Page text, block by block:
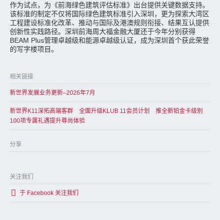
作为试点，为《前海绿色建筑评估标准》出台提供关键数据支持。
该标准的制定不仅将国际绿色建筑标准引入深圳，更为探索大湾区
工程建设标准化改革、推动与国际及港澳规则衔接、结果互认提供
创新性实践路径。深圳前海周大福金融大厦还于今年分别获得
BEAM Plus管理卓越级和能源卓越级认证，成为深圳首个获此荣誉
的写字楼项目。
相关链接
新世界发展业务更新–2026年7月
新世界K11深拓高端客群 全面升级KLUB 11会员计划 推全新铂金卡级别
100项专属礼遇提升尊尚体验
分享
关注我们
于 Facebook 关注我们